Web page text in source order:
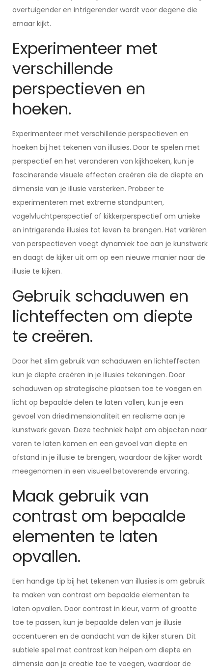
overtuigender en intrigerender wordt voor degene die
ernaar kijkt.
Experimenteer met
verschillende
perspectieven en
hoeken.
Experimenteer met verschillende perspectieven en
hoeken bij het tekenen van illusies. Door te spelen met
perspectief en het veranderen van kijkhoeken, kun je
fascinerende visuele effecten creëren die de diepte en
dimensie van je illusie versterken. Probeer te
experimenteren met extreme standpunten,
vogelvluchtperspectief of kikkerperspectief om unieke
en intrigerende illusies tot leven te brengen. Het variëren
van perspectieven voegt dynamiek toe aan je kunstwerk
en daagt de kijker uit om op een nieuwe manier naar de
illusie te kijken.
Gebruik schaduwen en
lichteffecten om diepte
te creëren.
Door het slim gebruik van schaduwen en lichteffecten
kun je diepte creëren in je illusies tekeningen. Door
schaduwen op strategische plaatsen toe te voegen en
licht op bepaalde delen te laten vallen, kun je een
gevoel van driedimensionaliteit en realisme aan je
kunstwerk geven. Deze techniek helpt om objecten naar
voren te laten komen en een gevoel van diepte en
afstand in je illusie te brengen, waardoor de kijker wordt
meegenomen in een visueel betoverende ervaring.
Maak gebruik van
contrast om bepaalde
elementen te laten
opvallen.
Een handige tip bij het tekenen van illusies is om gebruik
te maken van contrast om bepaalde elementen te
laten opvallen. Door contrast in kleur, vorm of grootte
toe te passen, kun je bepaalde delen van je illusie
accentueren en de aandacht van de kijker sturen. Dit
subtiele spel met contrast kan helpen om diepte en
dimensie aan je creatie toe te voegen, waardoor de